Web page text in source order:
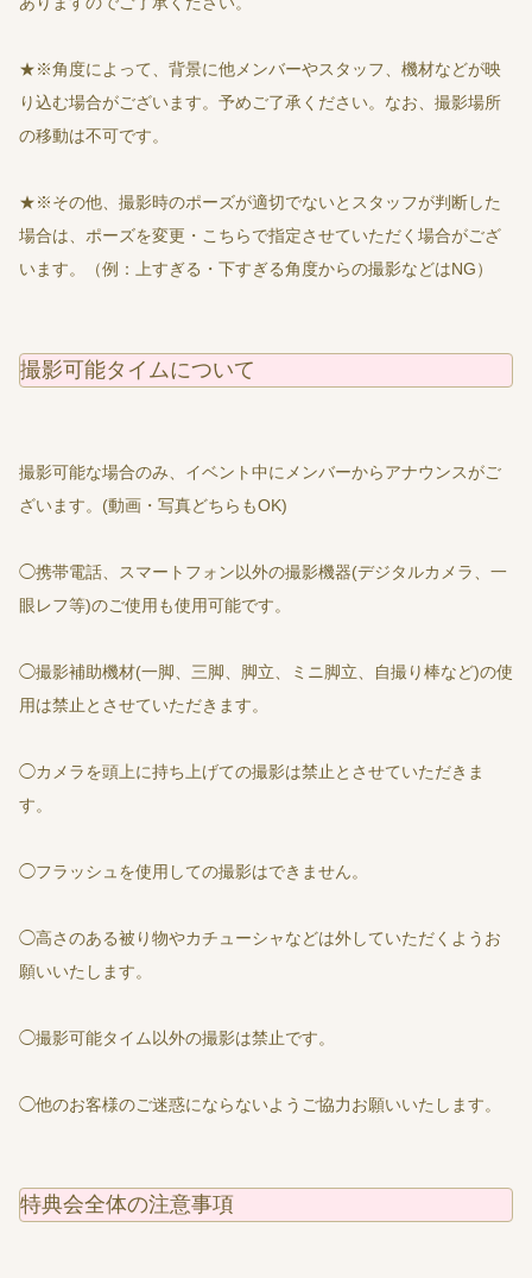
★※角度によって、背景に他メンバーやスタッフ、機材などが映
り込む場合がございます。予めご了承ください。なお、撮影場所
の移動は不可です。
★※その他、撮影時のポーズが適切でないとスタッフが判断した
場合は、ポーズを変更・こちらで指定させていただく場合がござ
います。（例：上すぎる・下すぎる角度からの撮影などはNG）
撮影可能タイムについて
撮影可能な場合のみ、イベント中にメンバーからアナウンスがご
ざいます。(動画・写真どちらもOK)
◯携帯電話、スマートフォン以外の撮影機器(デジタルカメラ、一
眼レフ等)のご使用も使用可能です。
◯撮影補助機材(一脚、三脚、脚立、ミニ脚立、自撮り棒など)の使
用は禁止とさせていただきます。
◯カメラを頭上に持ち上げての撮影は禁止とさせていただきま
す。
◯フラッシュを使用しての撮影はできません。
◯高さのある被り物やカチューシャなどは外していただくようお
願いいたします。
◯撮影可能タイム以外の撮影は禁止です。
◯他のお客様のご迷惑にならないようご協力お願いいたします。
特典会全体の注意事項